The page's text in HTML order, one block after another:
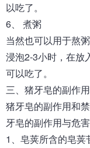
以吃了。
6、 煮粥
当然也可以用于熬
浸泡2-3小时，在放
可以吃了。
三、 猪牙皂的副作
猪牙皂的副作用和
牙皂的副作用与危
1、皂荚所含的皂荚